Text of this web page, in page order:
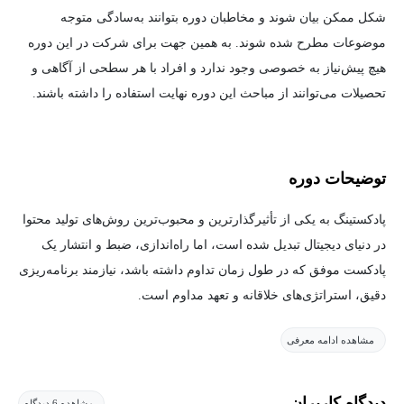
شکل ممکن بیان شوند و مخاطبان دوره بتوانند به‌سادگی متوجه
موضوعات مطرح شده شوند. به همین جهت برای شرکت در این دوره
هیچ پیش‌نیاز به خصوصی وجود ندارد و افراد با هر سطحی از آگاهی و
تحصیلات می‌توانند از مباحث این دوره نهایت استفاده را داشته باشند.
توضیحات دوره
پادکستینگ به یکی از تأثیرگذارترین و محبوب‌ترین روش‌های تولید محتوا
در دنیای دیجیتال تبدیل شده است، اما راه‌اندازی، ضبط و انتشار یک
پادکست موفق که در طول زمان تداوم داشته باشد، نیازمند برنامه‌ریزی
دقیق، استراتژی‌های خلاقانه و تعهد مداوم است.
بسیاری از افراد با اشتیاق پادکست خود را آغاز می‌کنند، اما در ادامه
کارآمد، دچار مشکل می‌شوند و در نهایت فعالیت خود را متوقف
مشاهده ادامه معرفی